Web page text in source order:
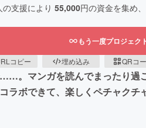
の支援により 55,000円の資金を集め、
もう一度プロジェク
コピー 埋め込み QRコ
。マンガを読んでまったり
ラボできて、楽しくペチャクチ